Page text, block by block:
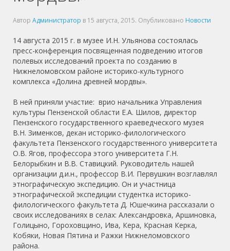
Автор Администратор в 15 августа, 2015. Опубликовано Новости
14 августа 2015 г. в музее И.Н. Ульянова состоялась
пресс-конференция посвященная подведению итогов
полевых исследований проекта по созданию в
Нижнеломовском районе историко-культурного
комплекса «Долина древней мордвы».
В ней приняли участие: врио начальника Управления
культуры Пензенской области Е.А. Шилов, директор
Пензенского государственного краеведческого музея
В.Н. Зименков, декан историко-филологического
факультета Пензенского государственного университета
О.В. Ягов, профессора этого университета Г.Н.
Белорыбкин и В.В. Ставицкий. Руководитель нашей
организации д.и.н., профессор В.И. Первушкин возглавлял
этнографическую экспедицию. Он и участница
этнографической экспедиции студентка историко-
филологического факультета Д. Юшечкина рассказали о
своих исследованиях в селах: Александровка, Аршиновка,
Голицыно, Гороховщино, Ива, Кера, Красная Керка,
Кобяки, Новая Пятина и Ражки Нижнеломовского
района.